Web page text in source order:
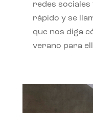
redes sociales
rápido y se
que nos diga
verano para